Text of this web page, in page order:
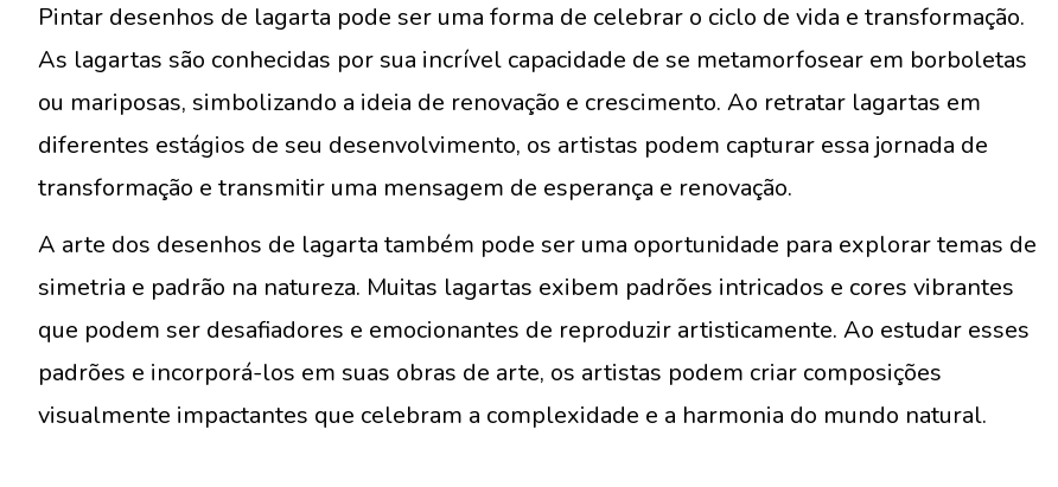
Pintar desenhos de lagarta pode ser uma forma de celebrar o ciclo de vida e transformação.
As lagartas são conhecidas por sua incrível capacidade de se metamorfosear em borboletas
ou mariposas, simbolizando a ideia de renovação e crescimento. Ao retratar lagartas em
diferentes estágios de seu desenvolvimento, os artistas podem capturar essa jornada de
transformação e transmitir uma mensagem de esperança e renovação.
A arte dos desenhos de lagarta também pode ser uma oportunidade para explorar temas de
simetria e padrão na natureza. Muitas lagartas exibem padrões intricados e cores vibrantes
que podem ser desafiadores e emocionantes de reproduzir artisticamente. Ao estudar esses
padrões e incorporá-los em suas obras de arte, os artistas podem criar composições
visualmente impactantes que celebram a complexidade e a harmonia do mundo natural.